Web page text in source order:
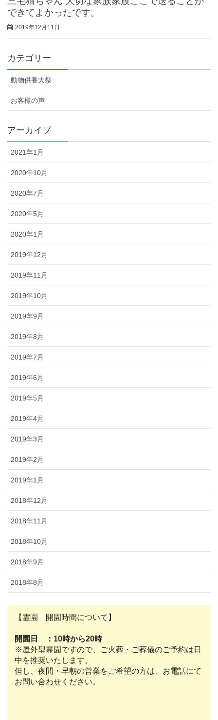
できてよかったです。
2019年12月11日
カテゴリー
動物供養大祭
お客様の声
アーカイブ
2021年1月
2020年10月
2020年7月
2020年5月
2020年1月
2019年12月
2019年11月
2019年10月
2019年9月
2019年8月
2019年7月
2019年6月
2019年5月
2019年4月
2019年3月
2019年2月
2019年1月
2018年12月
2018年11月
2018年10月
2018年9月
2018年8月
【霊園 開園時間について】
開園日 ：10時から20時
※屋外型霊園ですので、ご火葬・ご葬儀のご予約は日
中を推奨いたします。
但し、夜間・早朝の営業をご希望の方は、お電話にて
お問い合わせください。